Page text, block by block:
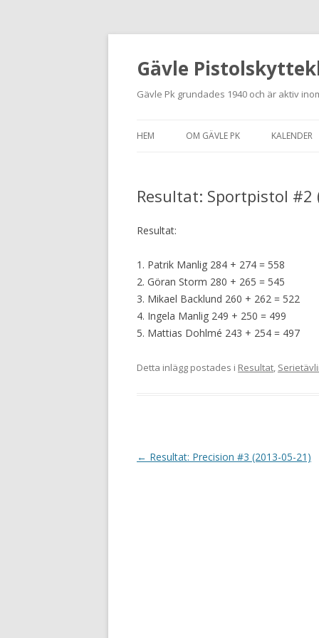
Gävle
Gävle Pk grundades 1940 och är aktiv
HEM OM GÄVLE PK
NYBÖRJARE
STADGAR
KALENDER
Resultat: Sportpistol #2
Resultat:
1. Patrik Manlig 284 + 274 = 558
2. Göran Storm 280 + 265 = 545
3. Mikael Backlund 260 + 262 = 522
4. Ingela Manlig 249 + 250 = 499
5. Mattias Dohlmé 243 + 254 = 497
Detta inlägg postades i Resultat,
I← Resultat: Precision #3 (2013-05-21)